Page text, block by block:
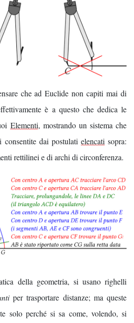
che ad Euclide non capiti mai di
è a questo che dedica le
Elementi, mostrando un sistema che
dai postulati elencati sopra:
rettilinei e di archi di circonferenza.
della geometria, si usano righelli
per trasportare distanze; ma queste
solo perché si sa come, volendo, si